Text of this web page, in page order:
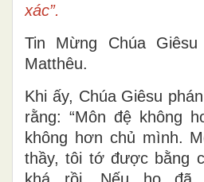
xác”.
Tin Mừng Chúa
Matthêu.
Khi ấy, Chúa Giêsu
rằng: “Môn đệ không
không hơn chủ mình.
thầy, tôi tớ được bằng
khá rồi. Nếu họ đã